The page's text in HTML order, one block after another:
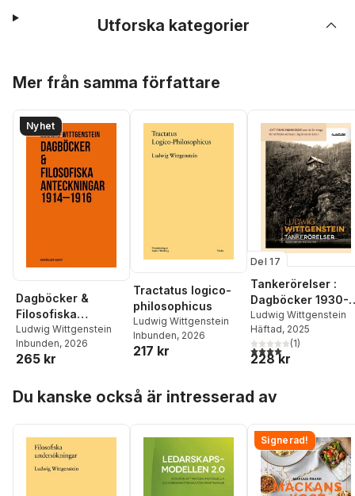
Utforska kategorier
Mer från samma författare
Nyhet
Dagböcker &
Filosofiska
anteckningar 1914-
1916
Ludwig Wittgenstein
Inbunden, 2026
265 kr
Tractatus logico-
philosophicus
Ludwig Wittgenstein
Inbunden, 2026
217 kr
Del 17
Tankerörelser :
Dagböcker 1930-
1932, 1936-1937
Ludwig Wittgenstein
Häftad, 2025
4,0utav 5 stjärnor.
(1)
228 kr
Du kanske också är intresserad av
Signerad!